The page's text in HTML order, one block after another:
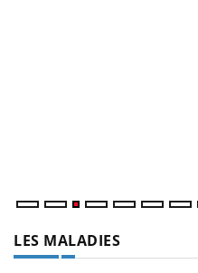
LES MALADIES